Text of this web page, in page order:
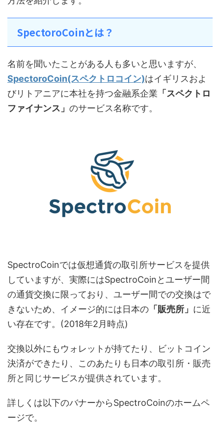
SpectoroCoinとは？
名前を聞いたことがある人も多いと思いますが、
SpectoroCoin(スペクトロコイン)はイギリスおよ
びリトアニアに本社を持つ金融系企業 「スペクトロ
ファイナンス」 のサービス名称です。
SpectroCoinでは仮想通貨の取引所サービスを提供
していますが、実際にはSpectroCoinとユーザー間
の通貨交換に限っており、ユーザー間での交換はで
きないため、イメージ的には日本の 「販売所」 に近
い存在です。(2018年2月時点)
交換以外にもウォレットが持てたり、ビットコイン
決済ができたり、このあたりも日本の取引所・販売
所と同じサービスが提供されています。
詳しくは以下のバナーからSpectroCoinのホームペ
ージで。